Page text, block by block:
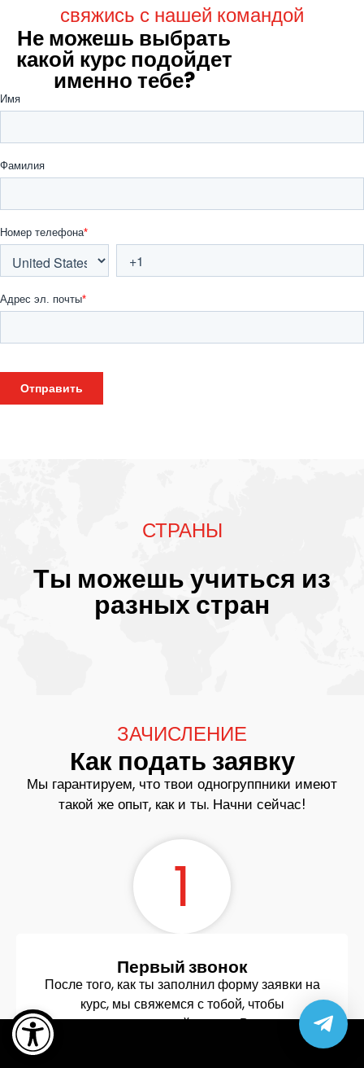
Open toolbar
свяжись с нашей командой
Не можешь выбрать
какой курс подойдет
именно тебе?
СТРАНЫ
Ты можешь учиться из
разных стран
ЗАЧИСЛЕНИЕ
Как подать заявку
Мы гарантируем, что твои одногруппники имеют
такой же опыт, как и ты. Начни сейчас!
1
Первый звонок
После того, как ты заполнил форму заявки на
курс, мы свяжемся с тобой, чтобы
запланировать первый звонок. В ходе этого
разговора мы ответим на твои вопросы о